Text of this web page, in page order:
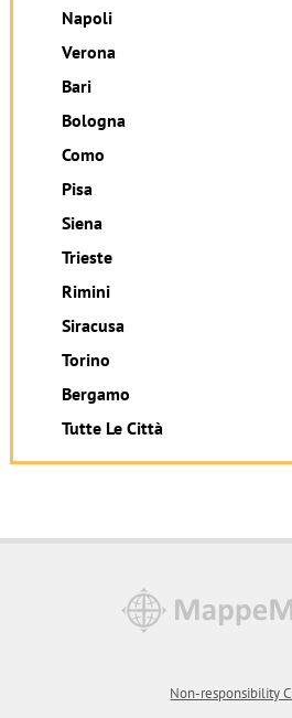
Napoli
Verona
Bari
Bologna
Como
Pisa
Siena
Trieste
Rimini
Siracusa
Torino
Bergamo
Tutte Le Città
Non-responsibility